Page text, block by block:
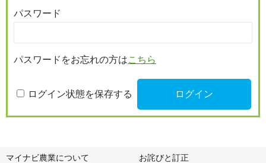
パスワード
パスワードをお忘れの方はこちら
ログイン状態を保存する
マイナビ農業について お詫びと訂正